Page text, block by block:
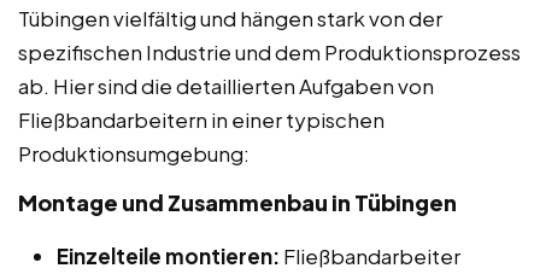
Tübingen vielfältig und hängen stark von der
spezifischen Industrie und dem Produktionsprozess
ab. Hier sind die detaillierten Aufgaben von
Fließbandarbeitern in einer typischen
Produktionsumgebung:
Montage und Zusammenbau in Tübingen
Einzelteile montieren: Fließbandarbeiter